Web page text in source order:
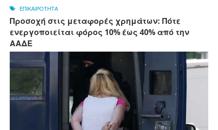
ΕΠΙΚΑΙΡΟΤΗΤΑ
Προσοχή στις μεταφορές χρημάτων: Πότε
ενεργοποιείται φόρος 10% έως 40% από την
ΑΑΔΕ